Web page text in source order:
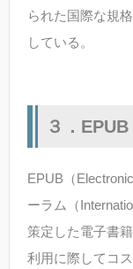
られた国際な規
している。
３．
EPUB（
ーラム（
策定した電子書
利用に際してコ